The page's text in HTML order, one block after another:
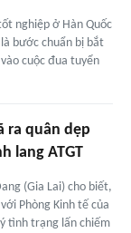
nghiệp ở Hàn Quốc
bước chuẩn bị bắt
cuộc đua tuyển
ra quân dẹp
lang ATGT
(Gia Lai) cho biết,
Phòng Kinh tế của
tình trạng lấn chiếm